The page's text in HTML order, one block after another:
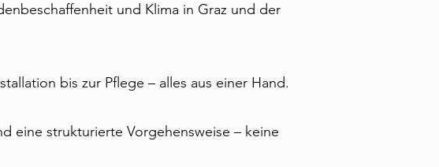
und Klima in Graz und der
bis zur Pflege – alles aus einer Hand.
eine strukturierte Vorgehensweise – keine